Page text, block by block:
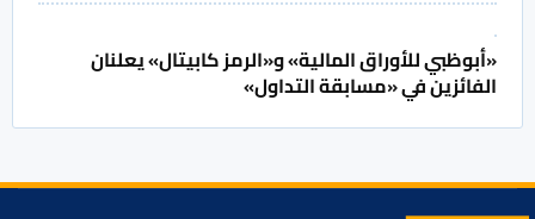
«أبوظبي للأوراق المالية» و«الرمز كابيتال» يعلنان
الفائزين في «مسابقة التداول»